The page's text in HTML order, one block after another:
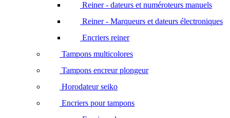
Reiner - dateurs et numéroteurs manuels
Reiner - Marqueurs et dateurs électroniques
Encriers reiner
Tampons multicolores
Tampons encreur plongeur
Horodateur seiko
Encriers pour tampons